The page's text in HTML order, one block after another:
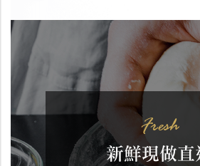
Fresh
新鮮現做直